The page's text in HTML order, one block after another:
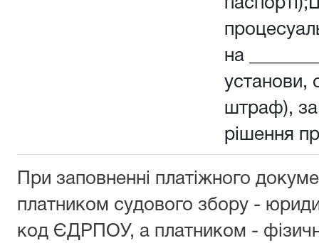
на
установи,
штраф),
рішення
При заповненні платіжного
платником судового збору -
код ЄДРПОУ, а платником -